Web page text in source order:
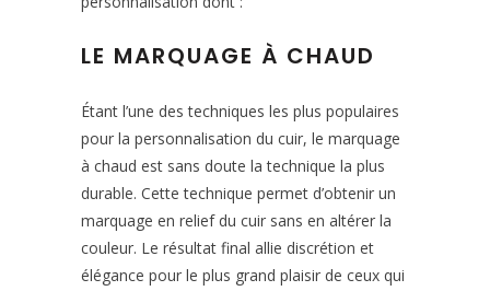
LE MARQUAGE À CHAUD
Étant l’une des techniques les plus populaires
pour la personnalisation du cuir, le marquage
à chaud est sans doute la technique la plus
durable. Cette technique permet d’obtenir un
marquage en relief du cuir sans en altérer la
couleur. Le résultat final allie discrétion et
élégance pour le plus grand plaisir de ceux qui